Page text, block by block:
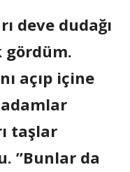
deve dudağı
gördüm.
açıp içine
taşlar
”Bunlar da